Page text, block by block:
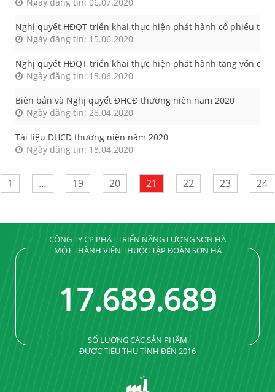
Nghị quyết HĐQT triển khai thực hiện phát hành cổ phiếu
Ngày đăng tin: 15.06.2020
Nghị quyết HĐQT triển khai thực hiện phát hành tăng vốn cổ
Ngày đăng tin: 15.06.2020
Biên bản và Nghị quyết ĐHCĐ thường niên năm 2020
Ngày đăng tin: 28.04.2020
Tài liệu ĐHCĐ thường niên năm 2020
Ngày đăng tin: 18.04.2020
1 … 19 20 21 22 23 24
CÔNG TY CP PHÁT TRIỂN NĂNG LƯỢNG SƠN HÀ
MỘT THÀNH VIÊN THUỘC TẬP ĐOÀN SƠN HÀ
17.689.689
SỐ LƯỢNG CÁC SẢN PHẨM
ĐƯỢC TIÊU THỤ TÍNH ĐẾN 2016